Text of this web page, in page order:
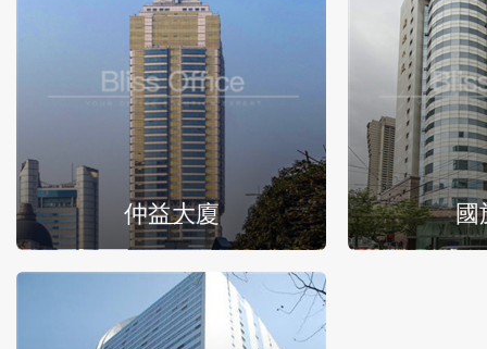
仲益大廈 國